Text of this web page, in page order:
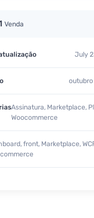
Venda
July
outubro
Assinatura, Marketplace,
Woocommerce
,front, Marketplace,